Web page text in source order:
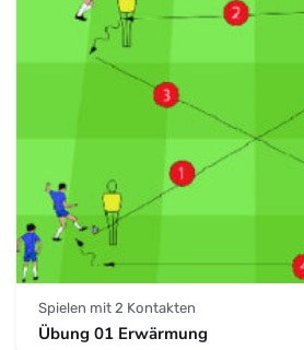
Spielen mit 2 Kontakten
Übung 01 Erwärmung